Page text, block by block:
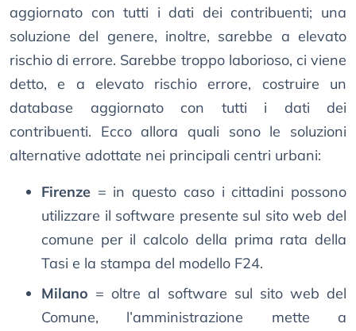
aggiornato con tutti i dati dei contribuenti; una
soluzione del genere, inoltre, sarebbe a elevato
rischio di errore. Sarebbe troppo laborioso, ci viene
detto, e a elevato rischio errore, costruire un
database aggiornato con tutti i dati dei
contribuenti. Ecco allora quali sono le soluzioni
alternative adottate nei principali centri urbani:
Firenze = in questo caso i cittadini possono
utilizzare il software presente sul sito web del
comune per il calcolo della prima rata della
Tasi e la stampa del modello F24.
Milano = oltre al software sul sito web del
Comune, l’amministrazione mette a